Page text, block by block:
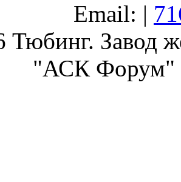
Email: |
Тюбинг. Завод
"АСК Форум"